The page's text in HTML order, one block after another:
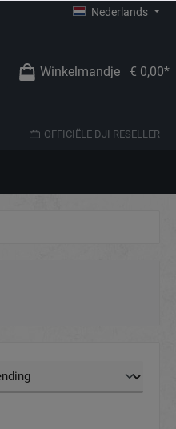
Nederlands
Winkelmandje € 0,00*
OFFICIËLE DJI RESELLER